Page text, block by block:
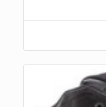
was: